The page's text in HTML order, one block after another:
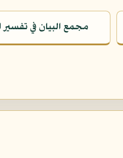
مجمع البيان في تفسير